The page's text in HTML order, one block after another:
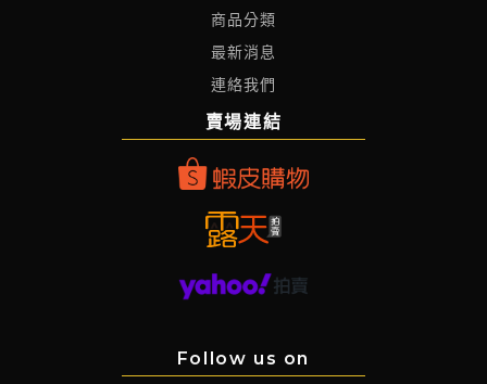
商品分類
最新消息
連絡我們
賣場連結
Follow us on